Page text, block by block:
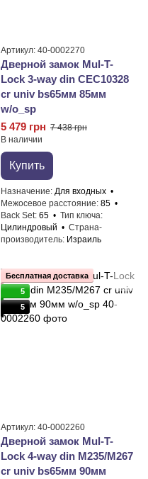
Артикул: 40-0002270
Дверной замок Mul-T-
Lock 3-way din CEC10328
cr univ bs65мм 85мм
w/o_sp
5 479 грн 7 438 грн
В наличии
Купить
Назначение Для входных
Межосевое расстояние 85
Back Set 65
Тип ключа
Цилиндровый
Страна-
производитель Израиль
Бесплатная доставка
5
5
Артикул: 40-0002260
Дверной замок Mul-T-
Lock 4-way din M235/M267
cr univ bs65мм 90мм